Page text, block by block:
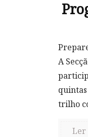
A
trilho
Ler